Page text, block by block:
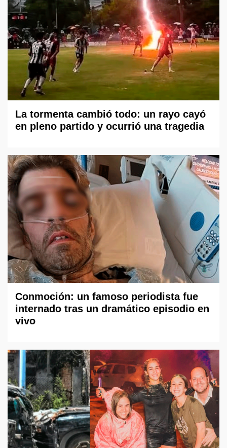
La tormenta cambió todo: un rayo cayó
en pleno partido y ocurrió una tragedia
Conmoción: un famoso periodista fue
internado tras un dramático episodio en
vivo